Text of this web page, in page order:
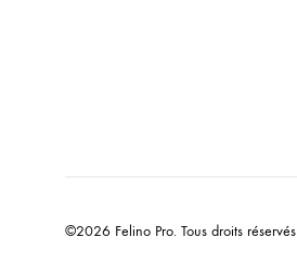
©2026 Felino Pro. Tous droits réservés